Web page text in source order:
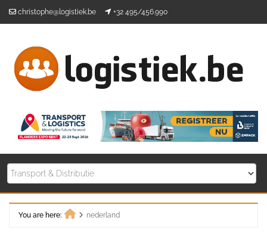
christophe@logistiek.be +32 495/456.990
You are here:
nederland